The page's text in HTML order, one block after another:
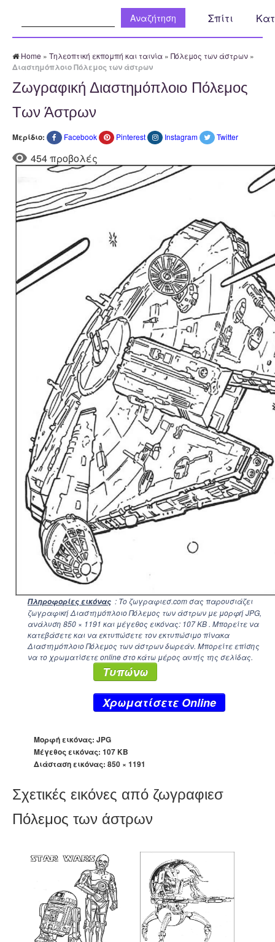
Σπίτι
Home » Τηλεοπτική εκπομπή και ταινία » Πόλεμος των άστρων »
Διαστημόπλοιο Πόλεμος των άστρων
Ζωγραφική Διαστημόπλοιο Πόλεμος
Των Άστρων
Μερίδιο: Facebook Pinterest Instagram Twitter
454 προβολές
Πληροφορίες εικόνας : Το ζωγραφιεσ.com σας παρουσιάζει
ζωγραφική Διαστημόπλοιο Πόλεμος των άστρων με μορφή JPG,
ανάλυση 850 × 1191 και μέγεθος εικόνας: 107 KB . Μπορείτε να
κατεβάσετε και να εκτυπώσετε τον εκτυπώσιμο πίνακα
Διαστημόπλοιο Πόλεμος των άστρων δωρεάν. Μπορείτε επίσης
να το χρωματίσετε online στο κάτω μέρος αυτής της σελίδας.
Τυπώνω
Xρωματίσετε Online
Μορφή εικόνας: JPG
Μέγεθος εικόνας: 107 KB
Διάσταση εικόνας: 850 × 1191
Σχετικές εικόνες από ζωγραφιεσ
Πόλεμος των άστρων